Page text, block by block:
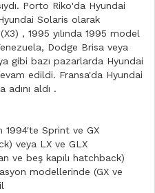
Porto Riko'da Hyundai
Solaris olarak
, 1995 yılında 1995 model
Dodge Brisa veya
gibi bazı pazarlarda Hyundai
edildi. Fransa'da Hyundai
aldı .
1994'te Sprint ve GX
veya LX ve GLX
ve beş kapılı hatchback)
modellerinde (GX ve